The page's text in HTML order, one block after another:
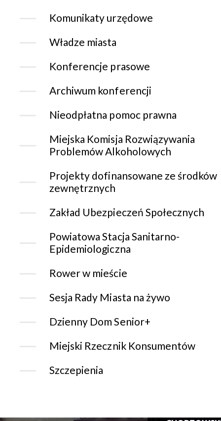
Komunikaty urzędowe
Władze miasta
Konferencje prasowe
Archiwum konferencji
Nieodpłatna pomoc prawna
Miejska Komisja Rozwiązywania
Problemów Alkoholowych
Projekty dofinansowane ze środków
zewnętrznych
Zakład Ubezpieczeń Społecznych
Powiatowa Stacja Sanitarno-
Epidemiologiczna
Rower w mieście
Sesja Rady Miasta na żywo
Dzienny Dom Senior+
Miejski Rzecznik Konsumentów
Szczepienia